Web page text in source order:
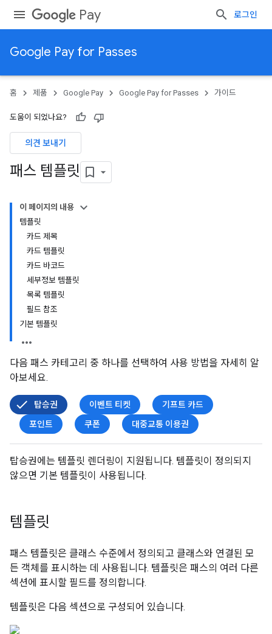
Pay 로그인
Google Pay for Passes
홈 제품 Google Pay Google Pay for Passes 가이드
도움이 되었나요?
의견 보내기
패스 템플릿
이 페이지의 내용
템플릿
카드 제목
카드 템플릿
카드 바코드
세부정보 템플릿
목록 템플릿
필드 참조
기본 템플릿
다음 패스 카테고리 중 하나를 선택하여 사용 방법을 자세히 알
아보세요.
탑승권 이벤트 티켓
기프트 카드
포인트
쿠폰 대중교통 이용권
탑승권에는 템플릿 렌더링이 지원됩니다. 템플릿이 정의되지
않으면 기본 템플릿이 사용됩니다.
템플릿
패스 템플릿은 클래스 수준에서 정의되고 클래스와 연결된 모
든 객체를 표시하는 데 사용됩니다. 템플릿은 패스의 여러 다른
섹션에 표시할 필드를 정의합니다.
템플릿은 다음 섹션으로 구성되어 있습니다.